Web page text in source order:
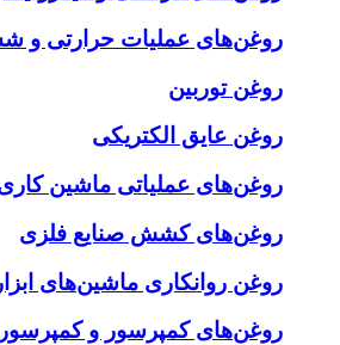
روغن‌های عملیات حرارتی و
روغن توربین
روغن عایق الکتریکی
روغن‌های عملیاتی ماشین
روغن‌های کشش صنایع فلزی
روغن روانکاری ماشین‌های ابزار
روغن‌های کمپرسور و کمپرسور